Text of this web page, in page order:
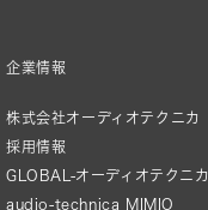
企業情報
株式会社オーディオテクニカ
採用情報
GLOBAL-オーディオテクニカ
audio-technica MIMIO